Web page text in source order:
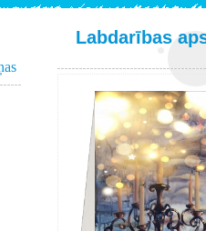
Labdarības